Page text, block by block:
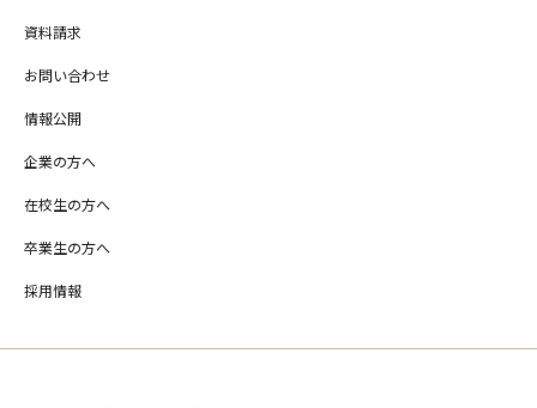
資料請求
お問い合わせ
情報公開
企業の方へ
在校生の方へ
卒業生の方へ
採用情報